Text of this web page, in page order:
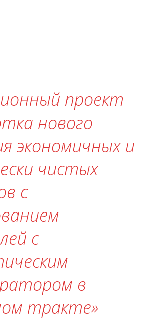
проект
нового
экономичных и
чистых
с
с
в
тракте»